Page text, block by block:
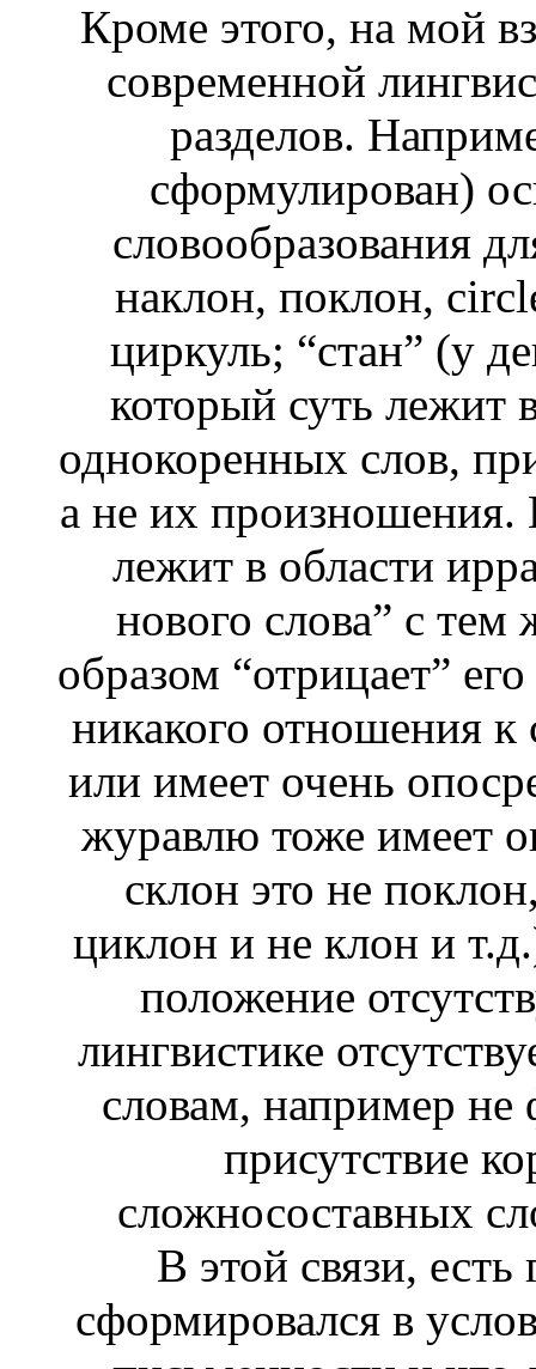
Кроме этого, на мой
современной
разделов.
сформулирован)
словообразования
наклон, поклон,
циркуль; “стан” (у
который суть лежит
однокоренных слов,
а не их произношения.
лежит в области
нового слова” с
образом “отрицает”
никакого отношения к
или имеет очень
журавлю тоже имеет
склон это не
циклон и не клон и
положение
лингвистике
словам, например не
присутствие
сложносоставных
В этой связи, есть
сформировался в